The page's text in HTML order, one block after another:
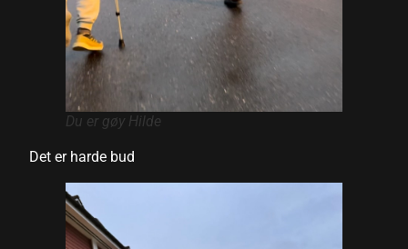
Du er gøy Hilde
Det er harde bud